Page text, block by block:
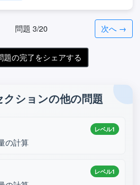
問題 3/20 次へ →
題の完了をシェアする
ションの他の問題
レベル1
の計算
レベル1